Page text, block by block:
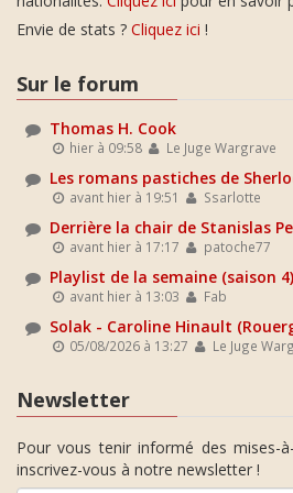
Envie de stats ? Cliquez ici !
Sur le forum
Thomas H. Cook
hier à 09:58 Le Juge Wargrave
Les romans pastiches de
avant hier à 19:51 Ssarlotte
Derrière la chair de Stanislas
avant hier à 17:17 patoche77
Playlist de la semaine (saison 4)
avant hier à 13:03 Fab
Solak - Caroline Hinault
05/08/2026 à 13:27 Le Juge
Newsletter
Pour vous tenir informé des mises-
inscrivez-vous à notre newsletter !